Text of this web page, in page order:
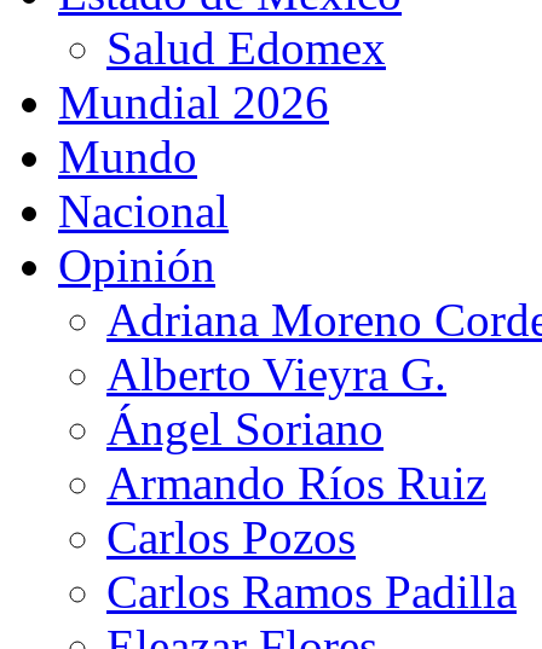
Salud Edomex
Mundial 2026
Mundo
Nacional
Opinión
Adriana Moreno
Alberto Vieyra G.
Ángel Soriano
Armando Ríos Ruiz
Carlos Pozos
Carlos Ramos Padilla